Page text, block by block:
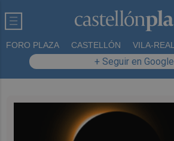
FORO PLAZA CASTELLÓN VILA-REAL
+ Seguir en Google